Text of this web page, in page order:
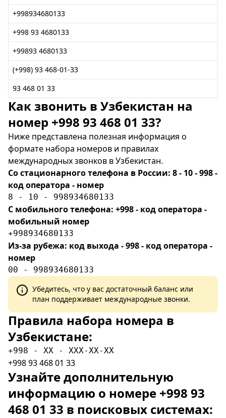
+998934680133
+998 93 4680133
+99893 4680133
(+998) 93 468-01-33
93 468 01 33
Как звонить в Узбекистан на
номер +998 93 468 01 33?
Ниже представлена полезная информация о
формате набора номеров и правилах
международных звонков в Узбекистан.
Со стационарного телефона в России: 8 - 10 - 998 -
код оператора - номер
8 - 10 - 998934680133
С мобильного телефона: +998 - код оператора -
мобильный номер
+998934680133
Из-за рубежа: код выхода - 998 - код оператора -
номер
00 - 998934680133
Убедитесь, что у вас достаточный баланс или
план поддерживает международные звонки.
Правила набора номера в
Узбекистане:
+998 - XX - XXX-XX-XX
+998 93 468 01 33
Узнайте дополнительную
информацию о номере +998 93
468 01 33 в поисковых системах: